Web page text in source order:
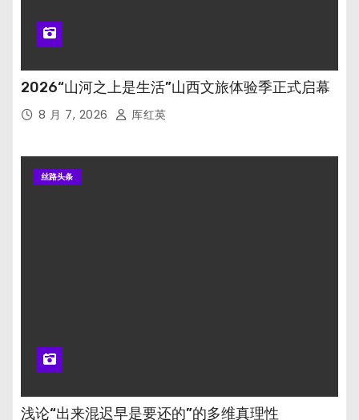
2026“山河之上是生活”山西文旅体验季正式启幕
8 月 7, 2026 厍红英
丝路头条
浅论“出来混迟早是要还的”的多维真理性